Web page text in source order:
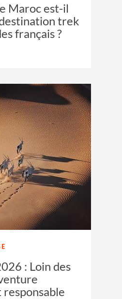
Maroc est-il
trek
français ?
: Loin des
responsable